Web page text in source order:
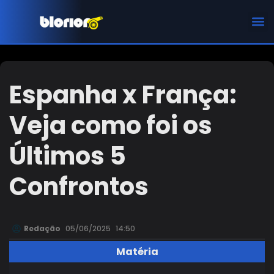
Espanha x França:
Veja como foi os
Últimos 5
Confrontos
Redação 05/06/2025 14:50
Matéria